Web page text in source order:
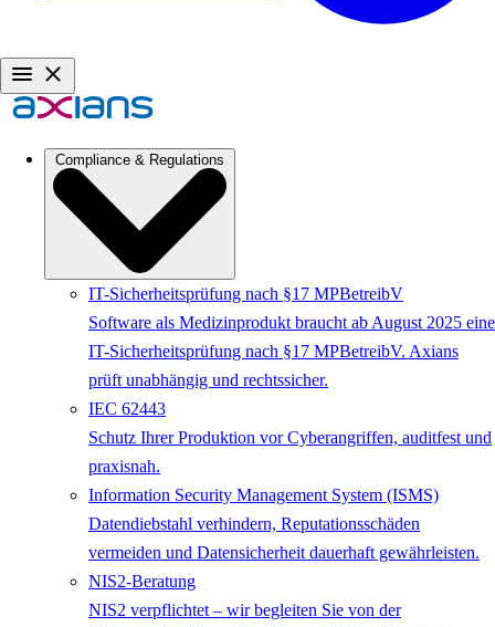
Compliance & Regulations
IT-Sicherheitsprüfung nach §17 MPBetreibV
Software als Medizinprodukt braucht ab August 2025 eine
IT-Sicherheitsprüfung nach §17 MPBetreibV. Axians
prüft unabhängig und rechtssicher.
IEC 62443
Schutz Ihrer Produktion vor Cyberangriffen, auditfest und
praxisnah.
Information Security Management System (ISMS)
Datendiebstahl verhindern, Reputationsschäden
vermeiden und Datensicherheit dauerhaft gewährleisten.
NIS2-Beratung
NIS2 verpflichtet – wir begleiten Sie von der